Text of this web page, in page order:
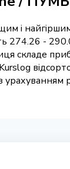
і
274.26 -
складе